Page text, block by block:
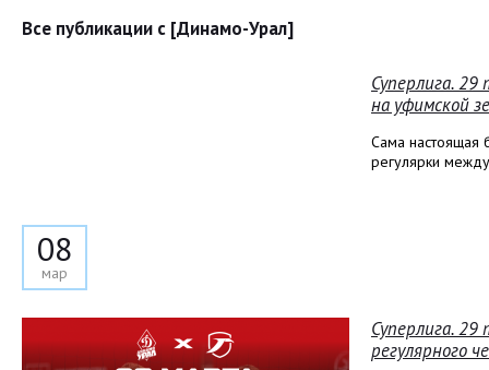
Все публикации с [Динамо-Урал]
08
мар
Суперлига.
на уфимской
Сама настоящая
регулярки
Суперлига.
регулярного